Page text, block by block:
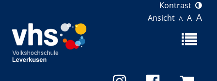
Kontrast
Ansicht A A A
Menü